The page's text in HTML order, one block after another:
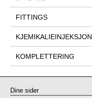
FITTINGS
KJEMIKALIEINJEKSJON
KOMPLETTERING
Dine sider